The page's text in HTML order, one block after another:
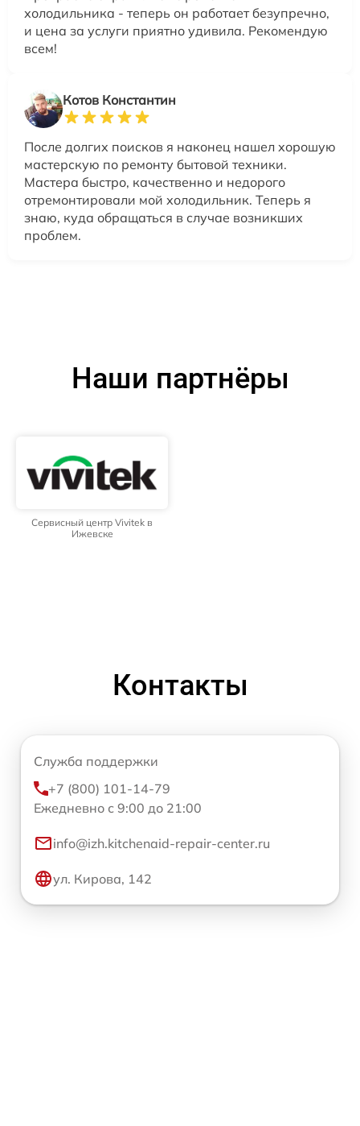
холодильника - теперь он работает безупречно,
и цена за услуги приятно удивила. Рекомендую
всем!
Котов Константин
После долгих поисков я наконец нашел хорошую
мастерскую по ремонту бытовой техники.
Мастера быстро, качественно и недорого
отремонтировали мой холодильник. Теперь я
знаю, куда обращаться в случае возникших
проблем.
Наши партнёры
Сервисный центр Vivitek в
Ижевске
Контакты
Служба поддержки
+7 (800) 101-14-79
Ежедневно с 9:00 до 21:00
info@izh.kitchenaid-repair-center.ru
ул. Кирова, 142